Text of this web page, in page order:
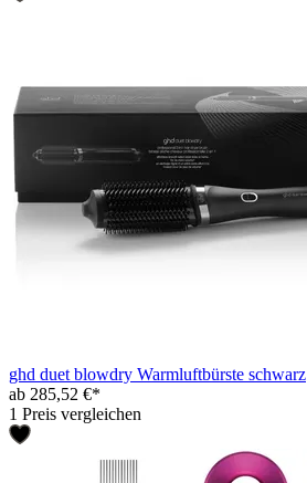
ghd duet blowdry Warmluftbürste schwarz
ab 285,52 €*
1 Preis vergleichen